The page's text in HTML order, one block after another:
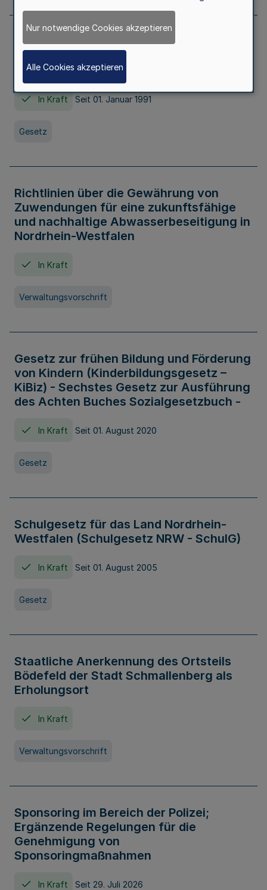
Erstes Gesetz zur Ausführung des
Kinder- und Jugendhilfegesetzes - AG -
KJHG -
In Kraft Seit 01. Januar 1991
Gesetz
Richtlinien über die Gewährung von
Zuwendungen für eine zukunftsfähige
und nachhaltige Abwasserbeseitigung in
Nordrhein-Westfalen
In Kraft
Verwaltungsvorschrift
Gesetz zur frühen Bildung und Förderung
von Kindern (Kinderbildungsgesetz –
KiBiz) - Sechstes Gesetz zur Ausführung
des Achten Buches Sozialgesetzbuch -
In Kraft Seit 01. August 2020
Gesetz
Schulgesetz für das Land Nordrhein-
Westfalen (Schulgesetz NRW - SchulG)
In Kraft Seit 01. August 2005
Gesetz
Staatliche Anerkennung des Ortsteils
Bödefeld der Stadt Schmallenberg als
Erholungsort
In Kraft
Verwaltungsvorschrift
Sponsoring im Bereich der Polizei;
Ergänzende Regelungen für die
Genehmigung von
Sponsoringmaßnahmen
In Kraft Seit 29. Juli 2026
Nur notwendige Cookies akzeptieren
Alle Cookies akzeptieren